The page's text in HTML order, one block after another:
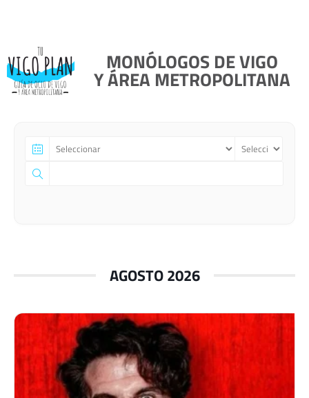
MONÓLOGOS DE VIGO
Y ÁREA METROPOLITANA
AGOSTO 2026